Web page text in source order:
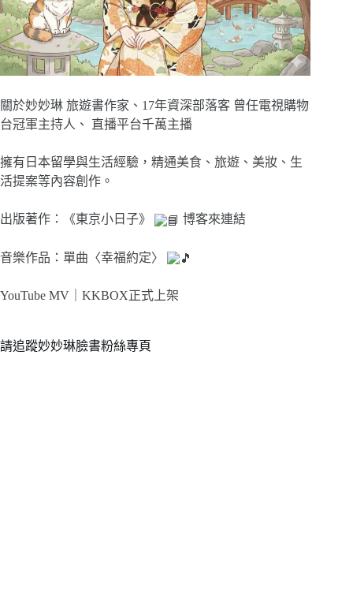
關於妙妙琳 旅遊書作家、17年資深部落客 曾任電視購物
台冠軍主持人、 直播平台千萬主播
擁有日本留學與生活經驗，精通美食、旅遊、美妝、生
活提案等內容創作。
出版著作：《東京小日子》 博客來連結
音樂作品：單曲〈幸福約定〉
YouTube MV｜ KKBOX正式上架
請追蹤妙妙琳臉書粉絲專頁